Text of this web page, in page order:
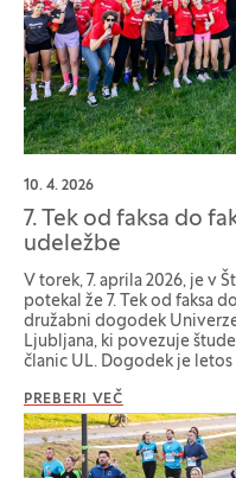
10. 4. 2026
7. Tek od faksa do
udeležbe
V torek, 7. aprila 2026, je v
potekal že 7. Tek od faksa
družabni dogodek
Ljubljana, ki povezuje
članic UL. Dogodek je
PREBERI VEČ